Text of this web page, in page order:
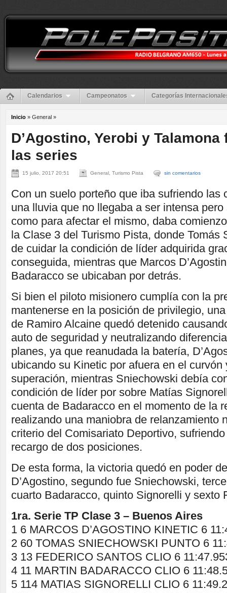
Calendarios Campeonatos Categorías
Inicio » General »
D’Agostino, Yerobi y
las series
15 julio, 2017 20:51 General, Turismo Pista sin comentarios
Con un suelo porteño que iba sufriendo las
una lluvia que no llegaba a ser intensa
como para afectar el mismo, daba
la Clase 3 del Turismo Pista, donde Tomás
de cuidar la condición de líder adquirida
conseguida, mientras que Marcos
Badaracco se ubicaban por detrás.
Si bien el piloto misionero cumplía con la
mantenerse en la posición de privilegio,
de Ramiro Alcaine quedó detenido
auto de seguridad y neutralizando
planes, ya que reanudada la batería,
ubicando su Kinetic por afuera en el curvón
superación, mientras Sniechowski debía
condición de líder por sobre Matías
cuenta de Badaracco en el momento de la
realizando una maniobra de relanzamiento
criterio del Comisariato Deportivo,
recargo de dos posiciones.
De esta forma, la victoria quedó en poder
D’Agostino, segundo fue Sniechowski,
cuarto Badaracco, quinto Signorelli y sexto
1ra. Serie TP Clase 3 – Buenos Aires
1 6 MARCOS D’AGOSTINO KINETIC 6
2 60 TOMAS SNIECHOWSKI PUNTO 6
3 13 FEDERICO SANTOS CLIO 6
4 11 MARTIN BADARACCO CLIO 6
5 114 MATIAS SIGNORELLI CLIO 6